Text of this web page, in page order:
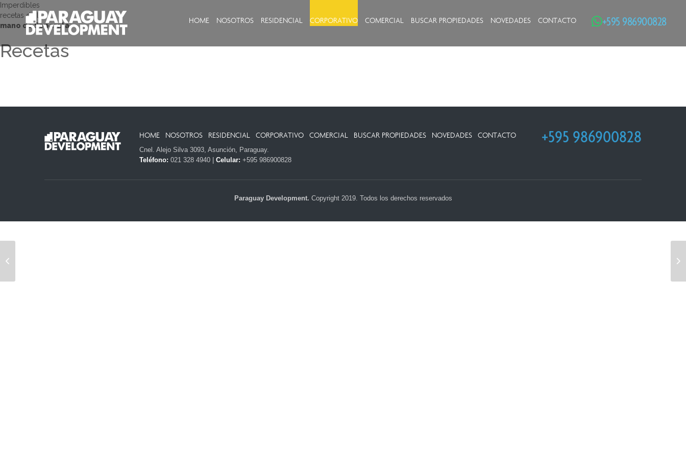
HOME NOSOTROS RESIDENCIAL CORPORATIVO COMERCIAL BUSCAR PROPIEDADES NOVEDADES CONTACTO +595 986900828
Imperdibles
recetas de la
mano de Separata
Recetas
HOME NOSOTROS RESIDENCIAL CORPORATIVO COMERCIAL BUSCAR PROPIEDADES NOVEDADES
CONTACTO
Cnel. Alejo Silva 3093, Asunción, Paraguay.
Teléfono: 021 328 4940 | Celular: +595 986900828
+595 986900828
Paraguay Development. Copyright 2019. Todos los derechos reservados